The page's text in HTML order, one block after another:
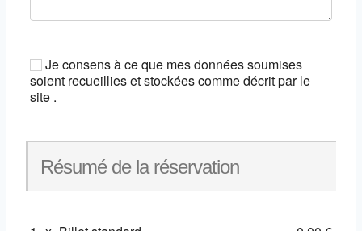
Je consens à ce que mes données soumises
soient recueillies et stockées comme décrit par le
site .
Résumé de la réservation